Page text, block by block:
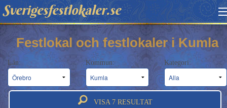
Sverigesfestlokaler.se
HITTA FESTLOKAL
BOKNINGSFÖRFRÅGAN
OM OSS
ATT BOKA FESTLOKAL
Festlokal och festlokaler i Kumla
Län: Kommun: Kategori:
VISA 7RESULTAT
Festlokal Kumla - Festlokaler & festvåningar